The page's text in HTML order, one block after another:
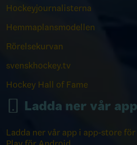
Hockeyjournalisterna
Hemmaplansmodellen
Rörelsekurvan
svenskhockey.tv
Hockey Hall of Fame
Ladda ner vår app
Ladda ner vår app i app-store